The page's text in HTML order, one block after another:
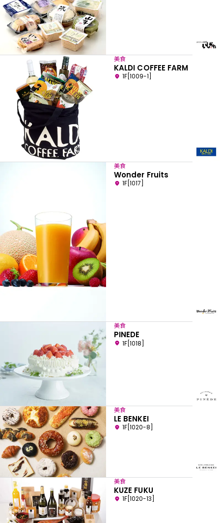
美食
KALDI COFFEE FARM
1F[1009-1]
美食
Wonder Fruits
1F[1017]
美食
PINEDE
1F[1018]
美食
LE BENKEI
1F[1020-8]
美食
KUZE FUKU
1F[1020-13]